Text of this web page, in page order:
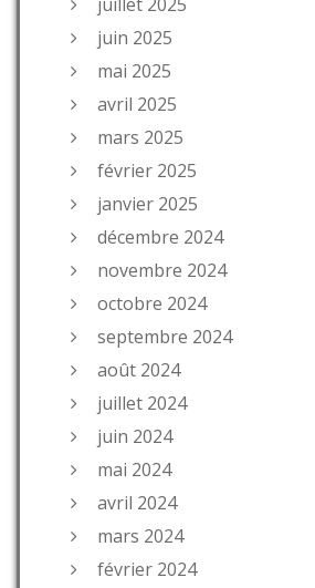
juin 2025
mai 2025
avril 2025
mars 2025
février 2025
janvier 2025
décembre 2024
novembre 2024
octobre 2024
septembre 2024
août 2024
juillet 2024
juin 2024
mai 2024
avril 2024
mars 2024
février 2024